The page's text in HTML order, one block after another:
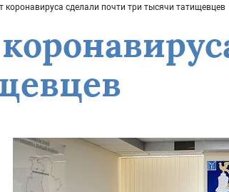
коронавируса сделали почти три тысячи татищевцев